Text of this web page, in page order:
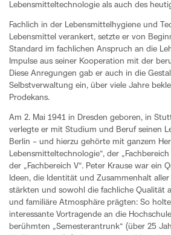
Lebensmitteltechnologie als auch des
Fachlich in der Lebensmittelhygiene und
Lebensmittel verankert, setzte er von
Standard im fachlichen Anspruch an die
Impulse aus seiner Kooperation mit der
Diese Anregungen gab er auch in die
Selbstverwaltung ein, über viele Jahre
Prodekans.
Am 2. Mai 1941 in Dresden geboren, in
verlegte er mit Studium und Beruf seinen
Berlin – und hierzu gehörte mit ganzem
Lebensmitteltechnologie“, der
der „Fachbereich V“. Peter Krause war ein
Ideen, die Identität und Zusammenhalt
stärkten und sowohl die fachliche Qualität
und familiäre Atmosphäre prägten: So
interessante Vortragende an die
berühmten „Semesterantrunk“ (über 25